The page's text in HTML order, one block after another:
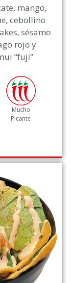
mango,
cebollino
sésamo
rojo y
“fuji”
Mucho
Picante